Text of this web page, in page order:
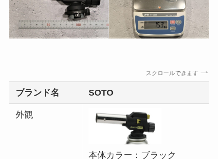
スクロールできます
ブランド名 SOTO
外観
本体カラー：ブラック